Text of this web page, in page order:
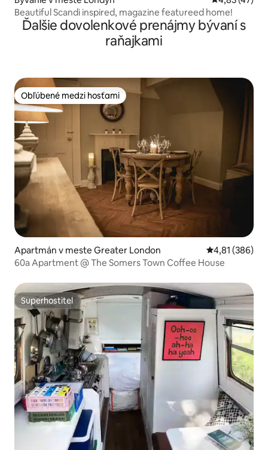
Beautiful Scandi inspired, magazine featureed home!
Ďalšie dovolenkové prenájmy bývaní s
raňajkami
Obľúbené medzi hosťami
Obľúbené medzi hosťami
Apartmán v meste Greater London Priemerné
4,81 (386)
60a Apartment @ The Somers Town Coffee House
Superhostiteľ
Superhostiteľ